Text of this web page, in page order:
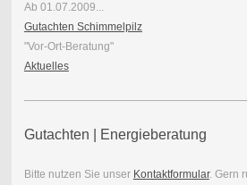
Ab 01.07.2009...
Gutachten Schimmelpilz
"Vor-Ort-Beratung"
Aktuelles
Gutachten | Energieberatung
Bitte nutzen Sie unser Kontaktformular. Gern